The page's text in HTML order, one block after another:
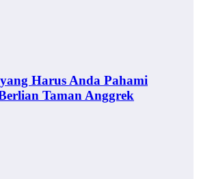
Harus Anda Pahami
Taman Anggrek